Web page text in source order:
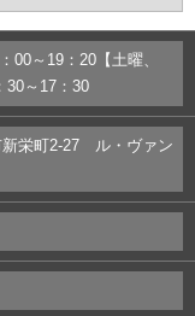
00～19：20【土曜、
30～17：30
栄町2-27 ル・ヴァン